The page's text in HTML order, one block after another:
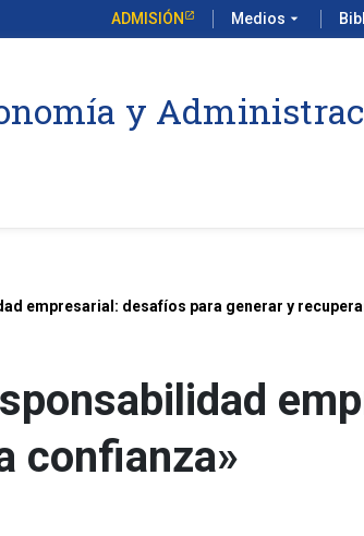
ADMISIÓN Medios arrow_drop_down
y
empresarial: desafíos para generar y
confianza»